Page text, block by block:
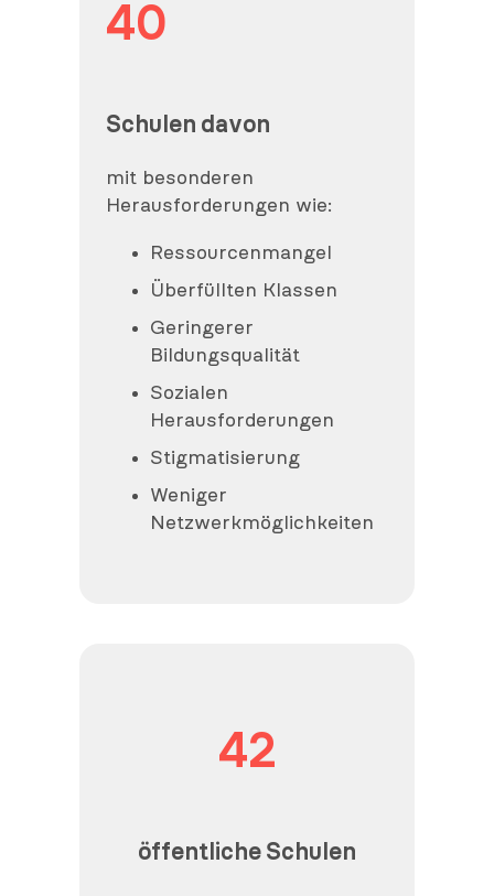
40
Schulen davon
mit besonderen
Herausforderungen wie:
Ressourcenmangel
Überfüllten Klassen
Geringerer
Bildungsqualität
Sozialen
Herausforderungen
Stigmatisierung
Weniger
Netzwerkmöglichkeiten
42
öffentliche Schulen